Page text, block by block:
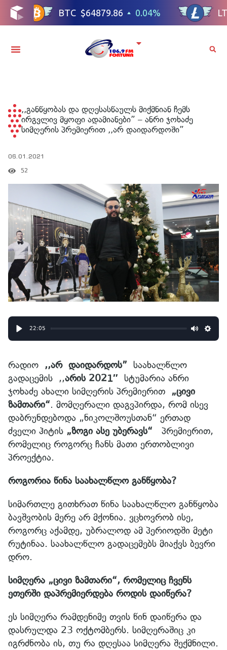
,,განწყობას და დღესასწაულს მიქმნიან ჩემს
ირგვლივ მყოფი ადამიანები” – ანრი ჯოხაძე
სიმღერის პრემიერით ,,არ დაიდარდოში”
06.01.2021
52
Play
22:05
Mute
რადიო ,,არ დაიდარდოს” საახალწლო
გადაცემის ,,არის2021″ სტუმარია ანრი
ჯოხაძე ახალი სიმღერის პრემიერით „ცივი
ზამთარი“. მომღერალი დაგვპირდა, რომ ისევ
დაბრუნდებოდა „ნიკოლშოუსთან“ ერთად
ძველი ჰიტის „ზოგი ასე უბერავს“ პრემიერით,
რომელიც როგორც ჩანს მათი ერთობლივი
პროექტია.
როგორია წინა საახალწლო განწყობა?
სიმართლე გითხრათ წინა საახალწლო განწყობა
ბავშვობის მერე არ მქონია. ვცხოვრობ ისე,
როგორც აქამდე, უბრალოდ ამ პერიოდში მეტი
რუტინაა. საახალწლო გადაცემებს მიაქვს ბევრი
დრო.
სიმღერა „ცივი ზამთარი“, რომელიც ჩვენს
ეთერში დაპრემიერდება როდის დაიწერა?
ეს სიმღერა რამდენიმე თვის წინ დაიწერა და
დასრულდა 23 ოქტომბერს. სიმღერაშიც კი
იგრძნობა ის, თუ რა დღესაა სიმღერა შექმნილი.